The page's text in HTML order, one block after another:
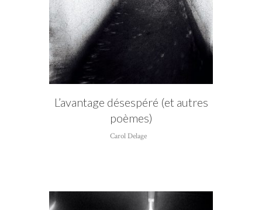
Carol Delage
L’avantage désespéré (et autres
poèmes)
Carol Delage